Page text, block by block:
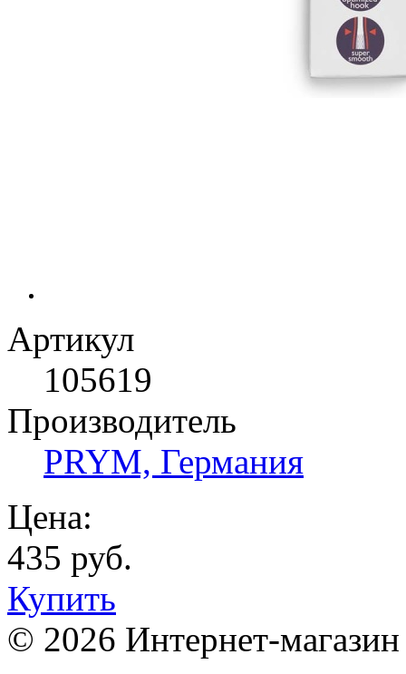
Артикул
105619
Производитель
PRYM, Германия
Цена:
435 руб.
Купить
© 2026 Интернет-